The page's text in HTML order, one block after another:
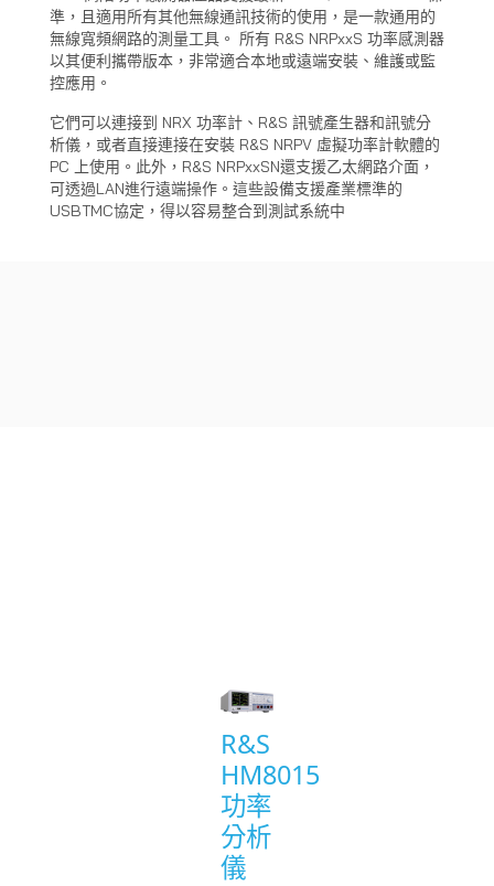
準，且適用所有其他無線通訊技術的使用，是一款通用的
無線寬頻網路的測量工具。 所有 R&S NRPxxS 功率感測器
以其便利攜帶版本，非常適合本地或遠端安裝、維護或監
控應用。
它們可以連接到 NRX 功率計、R&S 訊號產生器和訊號分
析儀，或者直接連接在安裝 R&S NRPV 虛擬功率計軟體的
PC 上使用。此外，R&S NRPxxSN還支援乙太網路介面，
可透過LAN進行遠端操作。這些設備支援產業標準的
USBTMC協定，得以容易整合到測試系統中
R&S
HM8015
功率
分析
儀